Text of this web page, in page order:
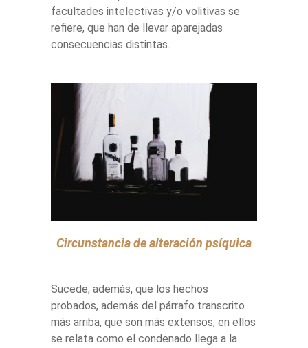
facultades intelectivas y/o volitivas se
refiere, que han de llevar aparejadas
consecuencias distintas.
Circunstancia de alteración psíquica
Sucede, además, que los hechos
probados, además del párrafo transcrito
más arriba, que son más extensos, en ellos
se relata como el condenado llega a la